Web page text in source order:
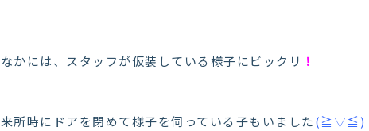
なかには、スタッフが仮装している様子にビックリ ！
来所時にドアを閉めて様子を伺っている子もいました(≧▽≦)